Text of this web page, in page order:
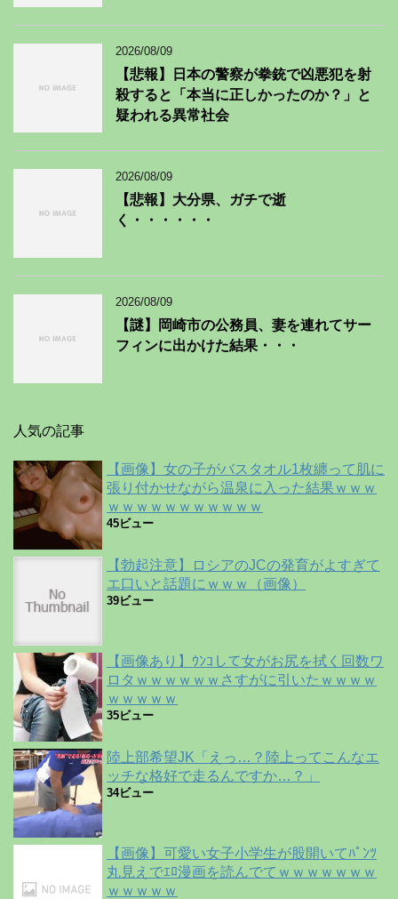
2026/08/09
【悲報】日本の警察が拳銃で凶悪犯を射
殺すると「本当に正しかったのか？」と
疑われる異常社会
2026/08/09
【悲報】大分県、ガチで逝
く・・・・・・
2026/08/09
【謎】岡崎市の公務員、妻を連れてサー
フィンに出かけた結果・・・
人気の記事
【画像】女の子がバスタオル1枚纏って肌に
張り付かせながら温泉に入った結果ｗｗｗ
ｗｗｗｗｗｗｗｗｗｗｗ
45ビュー
【勃起注意】ロシアのJCの発育がよすぎて
エ口いと話題にｗｗｗ（画像）
39ビュー
【画像あり】ｳﾝｺして女がお尻を拭く回数ワ
ロタｗｗｗｗｗｗさすがに引いたｗｗｗｗ
ｗｗｗｗｗ
35ビュー
陸上部希望JK「えっ…？陸上ってこんなエ
ッチな格好で走るんですか…？」
34ビュー
【画像】可愛い女子小学生が股開いてﾊﾟﾝﾂ
丸見えでｴﾛ漫画を読んでてｗｗｗｗｗｗｗ
ｗｗｗｗｗ